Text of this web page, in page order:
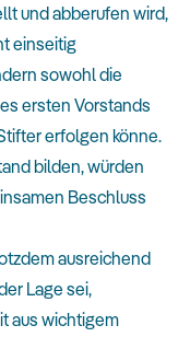
und abberufen wird,
einseitig
sowohl die
ersten Vorstands
erfolgen könne.
bilden, würden
Beschluss
ausreichend
Lage sei,
aus wichtigem